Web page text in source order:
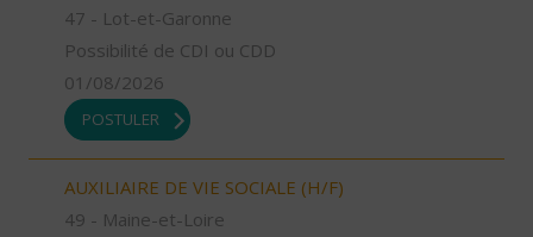
47 - Lot-et-Garonne
Possibilité de CDI ou CDD
01/08/2026
POSTULER
AUXILIAIRE DE VIE SOCIALE (H/F)
49 - Maine-et-Loire